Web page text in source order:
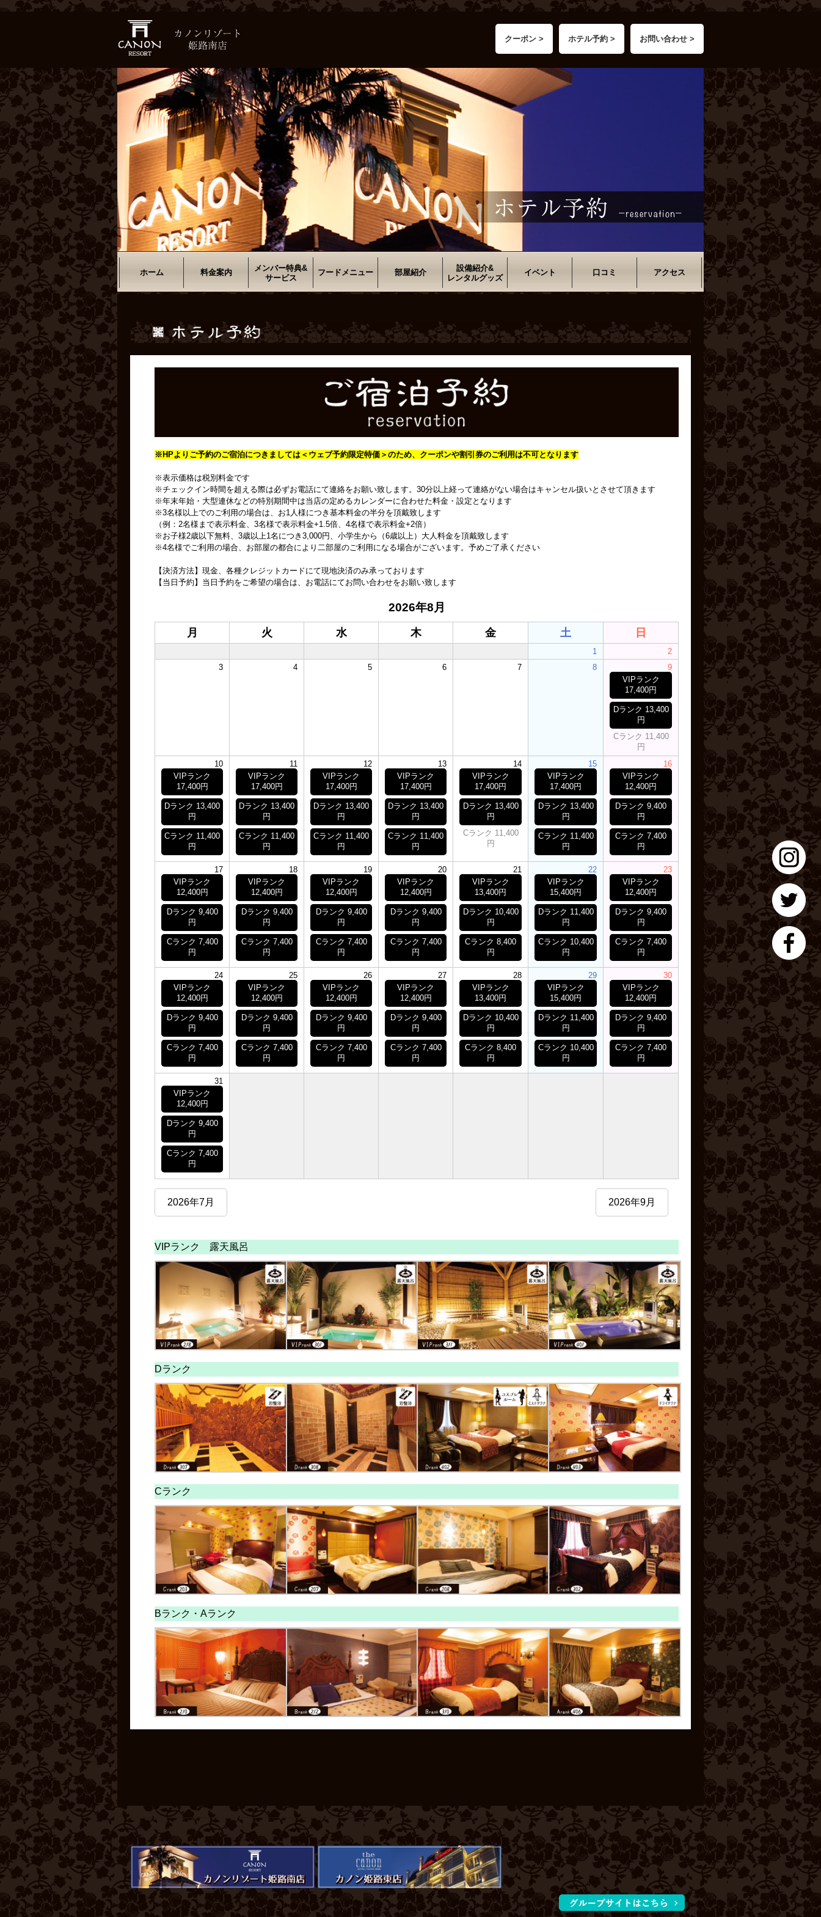
お問い合わせ >
ホテル予約 >
クーポン >
ホーム 料金案内
メンバー特典&
サービス
フードメニュー 部屋紹介
設備紹介&
レンタルグッズ
イベント 口コミ アクセス
※HPよりご予約のご宿泊につきましては＜ ウェブ予約限定特価＞のため、クーポンや割引券のご利用は不可となります
※表示価格は税別料金です
※チェックイン時間を超える際は必ずお電話にて連絡をお願い致します。30分以上経って連絡がない場合はキャンセル扱いとさせて頂きます
※年末年始・大型連休などの特別期間中は当店の定めるカレンダーに合わせた料金・設定となります
※3名様以上でのご利用の場合は、お1人様につき基本料金の半分を頂戴致します
（例：2名様まで表示料金、3名様で表示料金+1.5倍、4名様で表示料金+2倍）
※お子様2歳以下無料、3歳以上1名につき3,000円、小学生から（6歳以上）大人料金を頂戴致します
※4名様でご利用の場合、お部屋の都合により二部屋のご利用になる場合がございます。予めご了承ください
【決済方法】現金、各種クレジットカードにて現地決済のみ承っております
【当日予約】当日予約をご希望の場合は、お電話にてお問い合わせをお願い致します
2026年8月
月 火 水 木 金 土 日
1
2
3
4 5 6 7 8
9
VIPランク
17,400円
Dランク 13,400
円
Cランク 11,400
円
10
VIPランク
17,400円
Dランク 13,400
円
Cランク 11,400
円
11
VIPランク
17,400円
Dランク 13,400
円
Cランク 11,400
円
12
VIPランク
17,400円
Dランク 13,400
円
Cランク 11,400
円
13
VIPランク
17,400円
Dランク 13,400
円
Cランク 11,400
円
14
VIPランク
17,400円
Dランク 13,400
円
Cランク 11,400
円
15
VIPランク
17,400円
Dランク 13,400
円
Cランク 11,400
円
16
VIPランク
12,400円
Dランク 9,400
円
Cランク 7,400
円
17
VIPランク
12,400円
Dランク 9,400
円
Cランク 7,400
円
18
VIPランク
12,400円
Dランク 9,400
円
Cランク 7,400
円
19
VIPランク
12,400円
Dランク 9,400
円
Cランク 7,400
円
20
VIPランク
12,400円
Dランク 9,400
円
Cランク 7,400
円
21
VIPランク
13,400円
Dランク 10,400
円
Cランク 8,400
円
22
VIPランク
15,400円
Dランク 11,400
円
Cランク 10,400
円
23
VIPランク
12,400円
Dランク 9,400
円
Cランク 7,400
円
24
VIPランク
12,400円
Dランク 9,400
円
Cランク 7,400
円
25
VIPランク
12,400円
Dランク 9,400
円
Cランク 7,400
円
26
VIPランク
12,400円
Dランク 9,400
円
Cランク 7,400
円
27
VIPランク
12,400円
Dランク 9,400
円
Cランク 7,400
円
28
VIPランク
13,400円
Dランク 10,400
円
Cランク 8,400
円
29
VIPランク
15,400円
Dランク 11,400
円
Cランク 10,400
円
30
VIPランク
12,400円
Dランク 9,400
円
Cランク 7,400
円
31
VIPランク
12,400円
Dランク 9,400
円
Cランク 7,400
円
2026年7月 2026年9月
VIPランク 露天風呂
Dランク
Cランク
Bランク・ Aランク